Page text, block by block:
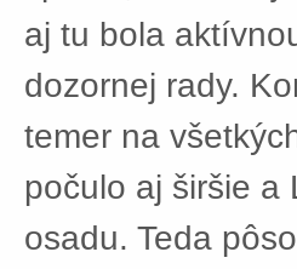
aj tu bola
dozornej rady.
temer na
počulo aj širšie
osadu. Teda